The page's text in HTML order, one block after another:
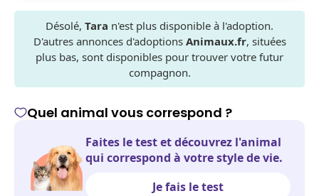
Désolé, Tara n'est plus disponible à l'adoption.
D'autres annonces d'adoptions Animaux.fr, situées
plus bas, sont disponibles pour trouver votre futur
compagnon.
Quel animal vous correspond ?
Faites le test et découvrez l'animal
qui correspond à votre style de vie.
Je fais le test